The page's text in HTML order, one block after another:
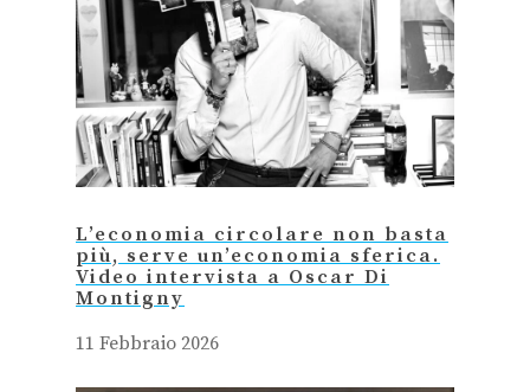
L’economia circolare non basta
più, serve un’economia sferica.
Video intervista a Oscar Di
Montigny
11 Febbraio 2026